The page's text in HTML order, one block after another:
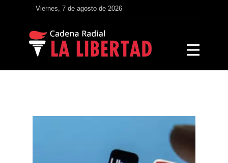
Viernes, 7 de agosto de 2026